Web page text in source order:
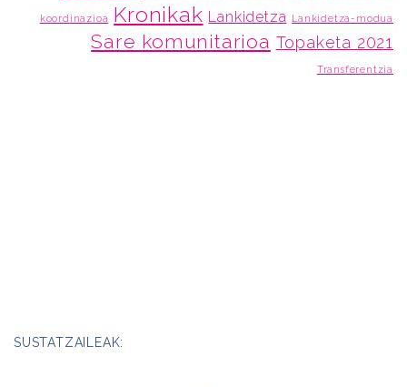
koordinazioa Kronikak Lankidetza Lankidetza-modua
Sare komunitarioa Topaketa 2021
Transferentzia
SUSTATZAILEAK: